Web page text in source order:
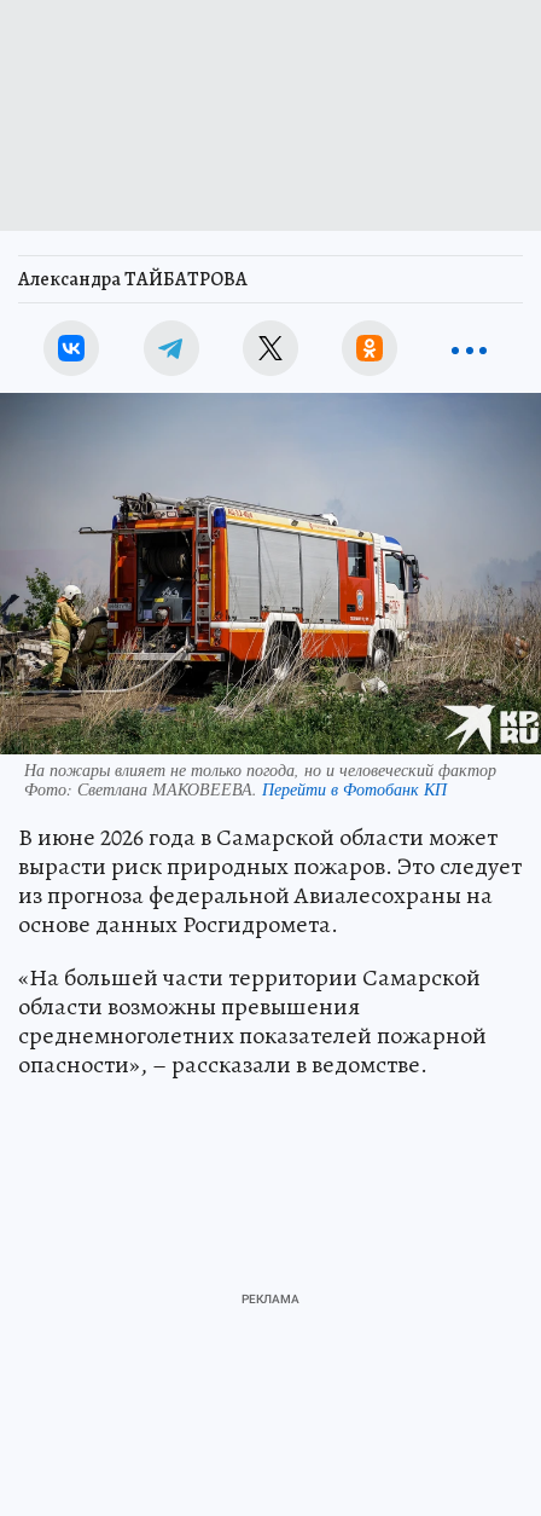
Александра ТАЙБАТРОВА
На пожары влияет не только погода, но и человеческий фактор
Фото: Светлана МАКОВЕЕВА. Перейти в Фотобанк КП
В июне 2026 года в Самарской области может
вырасти риск природных пожаров. Это следует
из прогноза федеральной Авиалесохраны на
основе данных Росгидромета.
«На большей части территории Самарской
области возможны превышения
среднемноголетних показателей пожарной
опасности», – рассказали в ведомстве.